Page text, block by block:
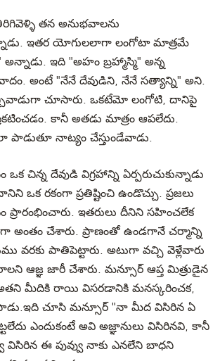
తన అనుభవాలను
ఇతర యోగులలాగా లంగోటా మాత్రమే
ఇది "అహం బ్రహ్మాస్మి" అన్న
అంటే "నేనే దేవుడిని, నేనే సత్యాన్ని" అని.
చూసారు. ఒకటేమో లంగోటి, దానిపై
కానీ అతడు మాత్రం ఆపలేదు.
పాడుతూ నాట్యం చేస్తుండేవాడు.
చిన్న దేవుడి విగ్రహాన్ని ఏర్పరుచుకున్నాడు
ఒక రకంగా ప్రతిష్టించి ఉండొచ్చు. ప్రజలు
ప్రారంభించారు. ఇతరులు దీనిని సహించలేక
అంతం చేశారు. ప్రాణంతో ఉండగానే చర్మాన్ని
వరకు పాతిపెట్టారు. అటుగా వచ్చి వెళ్లేవారు
ఆజ్ఞ జారీ చేశారు. మన్సూర్ ఆప్త మిత్రుడైన
అతని మీదికి రాయి విసరడానికి మనస్కరించక,
చూసి మన్సూర్ "నా మీద విసిరిన ఏ
ఎందుకంటే అవి అజ్ఞానులు విసిరినవి, కానీ
విసిరిన ఈ పువ్వు నాకు ఎనలేని బాధని